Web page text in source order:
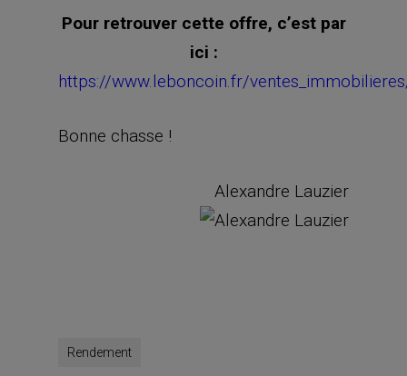
Pour retrouver cette offre, c’est par
ici :
https://www.leboncoin.fr/
Bonne chasse !
Alexandre Lauzier
Rendement